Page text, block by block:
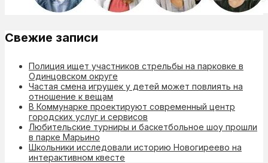
Свежие записи
Полиция ищет участников стрельбы на парковке в
Одинцовском округе
Частая смена игрушек у детей может повлиять на
отношение к вещам
В Коммунарке проектируют современный центр
городских услуг и сервисов
Любительские турниры и баскетбольное шоу прошли
в парке Марьино
Школьники исследовали историю Новогиреево на
интерактивном квесте